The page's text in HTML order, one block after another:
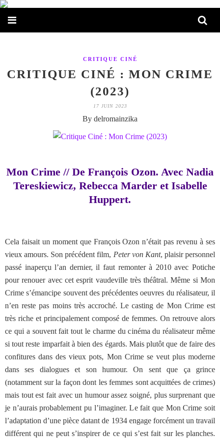
CRITIQUE CINÉ
CRITIQUE CINÉ : MON CRIME
(2023)
17 JUIN 2023
By delromainzika
Mon Crime // De François Ozon. Avec Nadia
Tereskiewicz, Rebecca Marder et Isabelle
Huppert.
Cela faisait un moment que François Ozon n’était pas revenu à ses
vieux amours. Son précédent film, Peter von Kant, plaisir personnel
passé inaperçu l’an dernier, il faut remonter à 2010 avec Potiche
pour renouer avec cet esprit vaudeville très théâtral. Même si Mon
Crime s’émancipe souvent des précédentes oeuvres du réalisateur, il
n’en reste pas moins très accroché. Le casting de Mon Crime est
très riche et principalement composé de femmes. On retrouve alors
ce qui a souvent fait tout le charme du cinéma du réalisateur même
si tout reste imparfait à bien des égards. Mais plutôt que de faire des
confitures dans des vieux pots, Mon Crime se veut plus moderne
dans ses dialogues et son humour. On sent que ça grince
(notamment sur la façon dont les femmes sont acquittées de crimes)
mais tout est fait avec un humour assez soigné, plus surprenant que
je n’aurais probablement pu l’imaginer. Le fait que Mon Crime soit
l’adaptation d’une pièce datant de 1934 engage forcément un travail
différent qui ne peut s’inspirer de ce qui s’est fait sur les planches.